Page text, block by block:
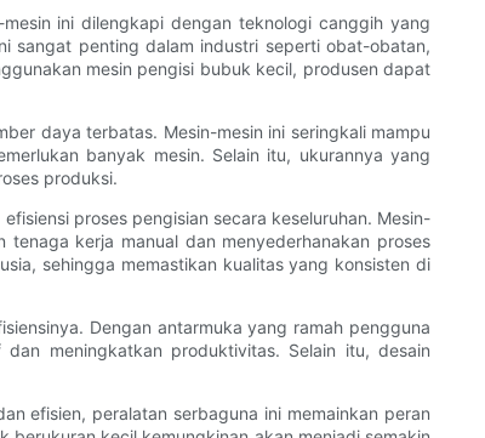
ini dilengkapi dengan teknologi canggih yang
sangat penting dalam industri seperti obat-obatan,
mesin pengisi bubuk kecil, produsen dapat
daya terbatas. Mesin-mesin ini seringkali mampu
banyak mesin. Selain itu, ukurannya yang
produksi.
proses pengisian secara keseluruhan. Mesin-
kerja manual dan menyederhanakan proses
sehingga memastikan kualitas yang konsisten di
Dengan antarmuka yang ramah pengguna
meningkatkan produktivitas. Selain itu, desain
efisien, peralatan serbaguna ini memainkan peran